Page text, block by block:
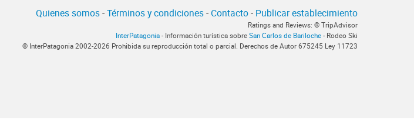
Quienes somos-Términos y condiciones- Contacto- Publicar establecimiento
Ratings and Reviews: © TripAdvisor
InterPatagonia - Información turística sobre San Carlos de Bariloche - Rodeo Ski
© InterPatagonia 2002-2026 Prohibida su reproducción total o parcial. Derechos de Autor 675245 Ley 11723